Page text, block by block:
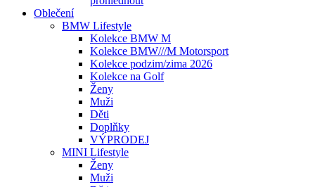
Oblečení
BMW Lifestyle
Kolekce BMW M
Kolekce BMW///M Motorsport
Kolekce podzim/zima 2026
Kolekce na Golf
Ženy
Muži
Děti
Doplňky
VÝPRODEJ
MINI Lifestyle
Ženy
Muži